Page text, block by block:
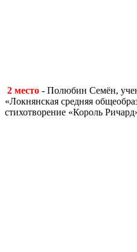
2 место - Полюбин Семён,
«Локнянская средняя
стихотворение «Король